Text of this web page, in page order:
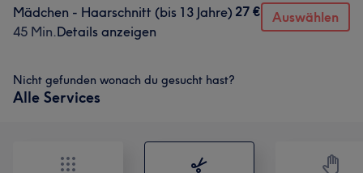
Mädchen - Haarschnitt (bis 13 Jahre)
45 Min.Details anzeigen
27 € Auswählen
Nicht gefunden wonach du gesucht hast?
Alle Services